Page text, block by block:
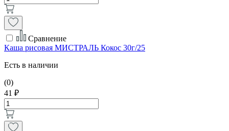
Сравнение
Каша рисовая МИСТРАЛЬ Кокос 30г/25
Есть в наличии
(0)
41 ₽